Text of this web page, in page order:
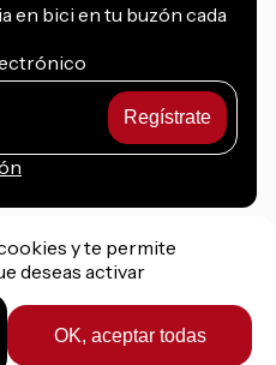
en bici en tu buzón cada
France
y te permite
deseas activar
OK, aceptar todas